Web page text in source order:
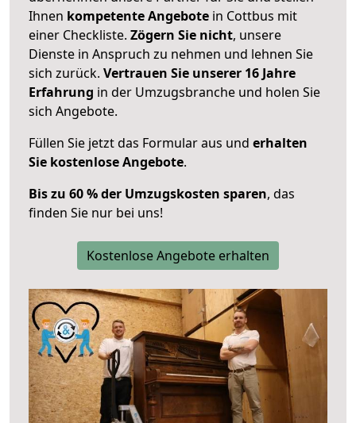
Ihnen kompetente Angebote in Cottbus mit
einer Checkliste. Zögern Sie nicht, unsere
Dienste in Anspruch zu nehmen und lehnen Sie
sich zurück. Vertrauen Sie unserer 16 Jahre
Erfahrung in der Umzugsbranche und holen Sie
sich Angebote.
Füllen Sie jetzt das Formular aus und erhalten
Sie kostenlose Angebote.
Bis zu 60 % der Umzugskosten sparen, das
finden Sie nur bei uns!
Kostenlose Angebote erhalten